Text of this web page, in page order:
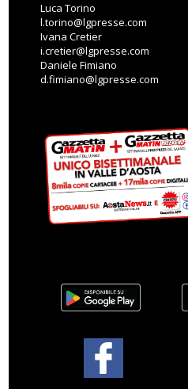
Luca Torino
l.torino@lgpresse.com
Ivana Cretier
i.cretier@lgpresse.com
Daniele Fimiano
d.fimiano@lgpresse.com